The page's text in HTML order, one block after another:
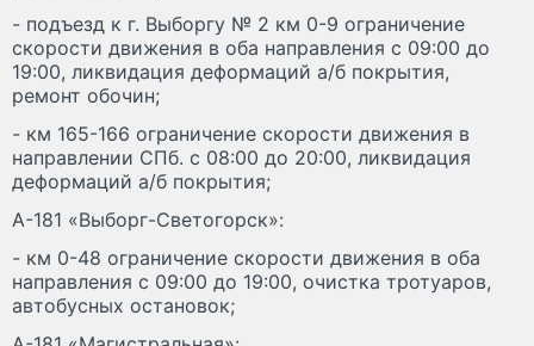
- подъезд к г. Выборгу № 2 км 0-9 ограничение
скорости движения в оба направления с 09:00 до
19:00, ликвидация деформаций а/б покрытия,
ремонт обочин;
- км 165-166 ограничение скорости движения в
направлении СПб. с 08:00 до 20:00, ликвидация
деформаций а/б покрытия;
А-181 «Выборг-Светогорск»:
- км 0-48 ограничение скорости движения в оба
направления с 09:00 до 19:00, очистка тротуаров,
автобусных остановок;